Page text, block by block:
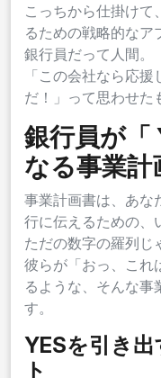
こっちから仕掛けて
るための戦略的なア
銀行員だって人間。
「この会社なら応
だ！」って思わせた
銀行員が「
なる事業計
事業計画書は、あな
行に伝えるための、
ただの数字の羅列じ
彼らが「おっ、これ
るような、そんな事
す。
YESを引き
ト